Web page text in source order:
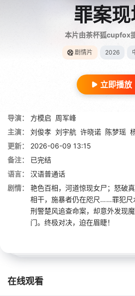
罪案
本片由茶杯狐cupfox
剧情片 2026
立即播放
导演： 方模启 周军峰
主演：
刘俊孝 刘宇航 许晓诺 陈梦瑶
更新：
2026-06-09 13:15
备注：
已完结
语言：
汉语普通话
剧情：
艳色百相，河道惊现女尸；怒破
相干‌，施暴者仍在咫尺……罪犯尺
刑警楚风追查命案，却意外发现
门。终极对决，迫在眉睫‌！
在线观看